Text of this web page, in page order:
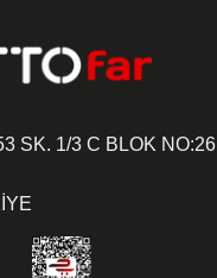
SK. 1/3 C BLOK NO:26